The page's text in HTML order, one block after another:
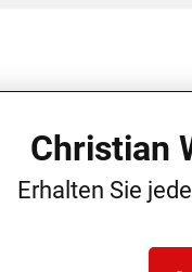
Christian
Erhalten Sie